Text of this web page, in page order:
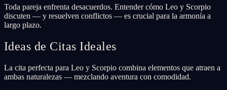
Toda pareja enfrenta desacuerdos. Entender cómo Leo y Scorpio
discuten — y resuelven conflictos — es crucial para la armonía a
largo plazo.
Ideas de Citas Ideales
La cita perfecta para Leo y Scorpio combina elementos que atraen a
ambas naturalezas — mezclando aventura con comodidad.